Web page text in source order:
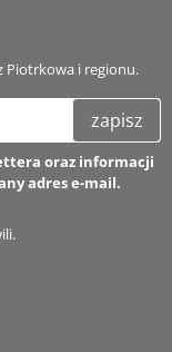
Piotrkowa i regionu.
zapisz
oraz informacji
adres e-mail.